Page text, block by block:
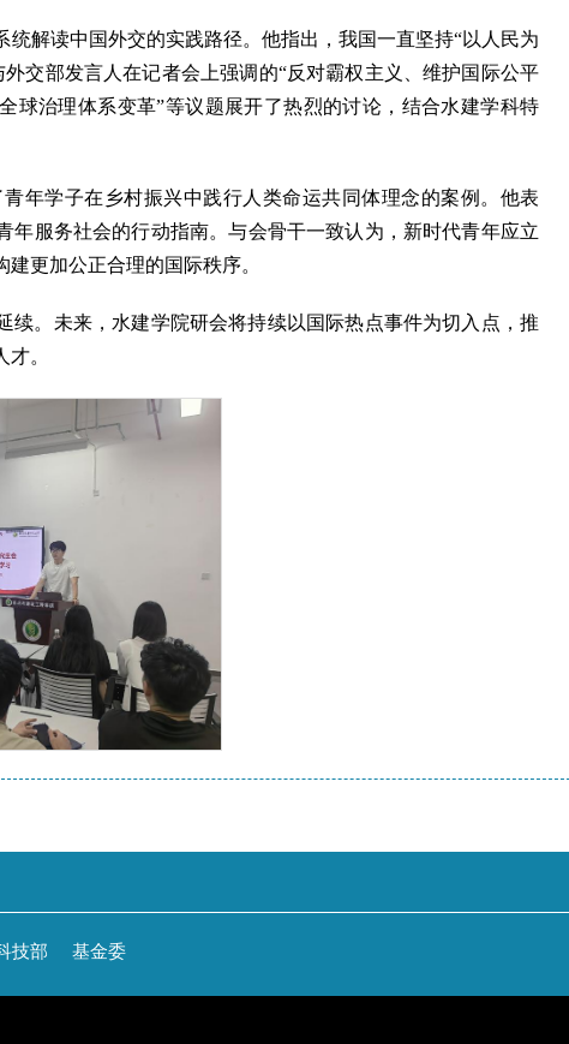
解读中国外交的实践路径。他指出，我国一直坚持“以人民为
交部发言人在记者会上强调的“反对霸权主义、维护国际公平
球治理体系变革”等议题展开了热烈的讨论，结合水建学科特
年学子在乡村振兴中践行人类命运共同体理念的案例。他表
年服务社会的行动指南。与会骨干一致认为，新时代青年应立
更加公正合理的国际秩序。
续。未来，水建学院研会将持续以国际热点事件为切入点，推
。
技部 基金委